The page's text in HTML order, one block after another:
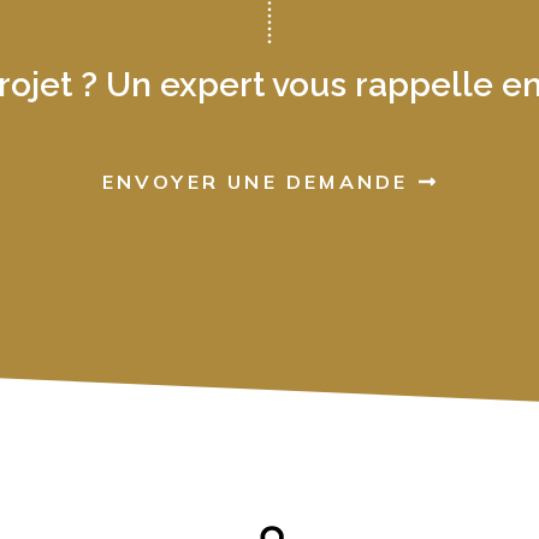
? Un expert vous rappelle
ENVOYER UNE DEMANDE